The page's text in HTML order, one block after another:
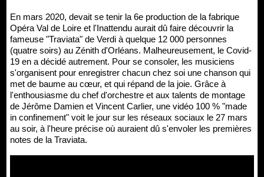
En mars 2020, devait se tenir la 6e production de la fabrique
Opéra Val de Loire et l'Inattendu aurait dû faire découvrir la
fameuse "Traviata" de Verdi à quelque 12 000 personnes
(quatre soirs) au Zénith d'Orléans. Malheureusement, le Covid-
19 en a décidé autrement. Pour se consoler, les musiciens
s'organisent pour enregistrer chacun chez soi une chanson qui
met de baume au cœur, et qui répand de la joie. Grâce à
l'enthousiasme du chef d'orchestre et aux talents de montage
de Jérôme Damien et Vincent Carlier, une vidéo 100 % "made
in confinement" voit le jour sur les réseaux sociaux le 27 mars
au soir, à l'heure précise où auraient dû s'envoler les premières
notes de la Traviata.